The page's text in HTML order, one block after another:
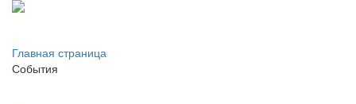
Главная страница
События